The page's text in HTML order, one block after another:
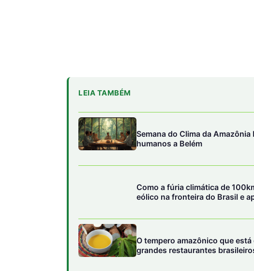
LEIA TAMBÉM
Semana do Clima da
humanos a Belém
Como a fúria climática de
eólico na fronteira do Brasil e
O tempero amazônico que
grandes restaurantes